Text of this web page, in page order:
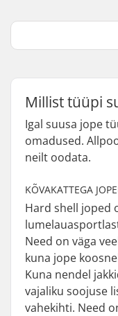
Millist tüüpi
Igal suusa jope
omadused.
neilt oodata.
KÕVAKATTEGA
Hard shell joped
Need on väga
kuna jope
Kuna nendel
vajaliku soojuse
vahekihti. Need